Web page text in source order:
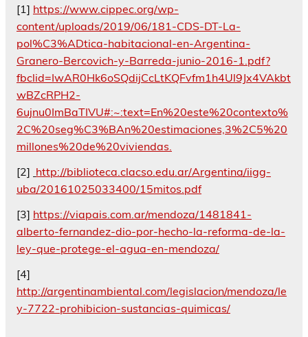
[1] https://www.cippec.org/wp-
content/uploads/2019/06/181-CDS-DT-La-
pol%C3%ADtica-habitacional-en-Argentina-
Granero-Bercovich-y-Barreda-junio-2016-1.pdf?
fbclid=IwAR0Hk6oSQdijCcLtKQFvfm1h4Ul9Jx4VAkbt
wBZcRPH2-
6ujnu0ImBaTIVU#:~:text=En%20este%20contexto%
2C%20seg%C3%BAn%20estimaciones,3%2C5%20
millones%20de%20viviendas.
[2] http://biblioteca.clacso.edu.ar/Argentina/iigg-
uba/20161025033400/15mitos.pdf
[3] https://viapais.com.ar/mendoza/1481841-
alberto-fernandez-dio-por-hecho-la-reforma-de-la-
ley-que-protege-el-agua-en-mendoza/
[4]
http://argentinambiental.com/legislacion/mendoza/le
y-7722-prohibicion-sustancias-quimicas/